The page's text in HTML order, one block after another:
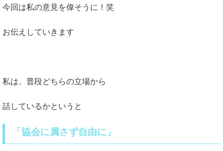
今回は私の意見を偉そうに！笑
お伝えしていきます
私は、普段どちらの立場から
話しているかというと
「協会に属さず自由に」